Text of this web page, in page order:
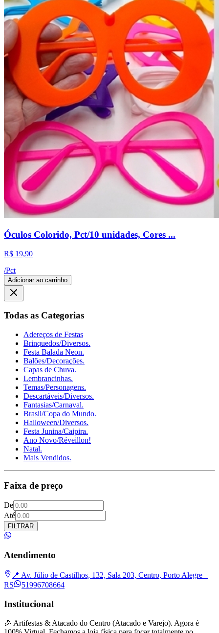
Óculos Colorido, Pct/10 unidades, Cores ...
R$ 19,90
/Pct
Adicionar ao carrinho
Todas as Categorias
Adereços de Festas
Brinquedos/Diversos.
Festa Balada Neon.
Balões/Decorações.
Capas de Chuva.
Lembrancinhas.
Temas/Personagens.
Descartáveis/Diversos.
Fantasias/Carnaval.
Brasil/Copa do Mundo.
Halloween/Diversos.
Festa Junina/Caipira.
Ano Novo/Réveillon!
Natal.
Mais Vendidos.
Faixa de preço
De
Até
FILTRAR
Atendimento
📍 Av. Júlio de Castilhos, 132, Sala 203, Centro, Porto Alegre –
RS
51996708664
Institucional
🎉 Artifestas & Atacado do Centro (Atacado e Varejo). Agora é